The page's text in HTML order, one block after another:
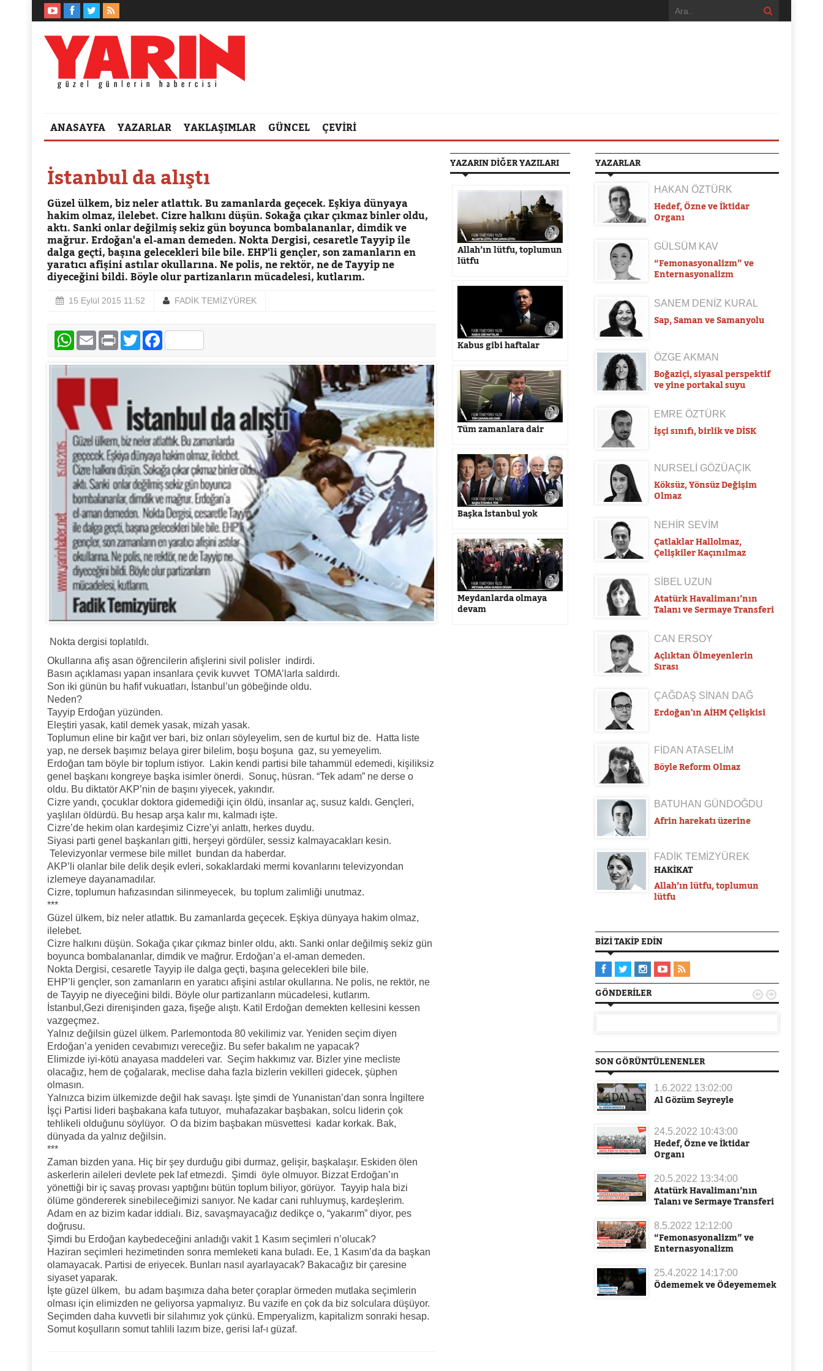
ANASAYFA YAZARLAR YAKLAŞIMLAR GÜNCEL ÇEVİRİ
İstanbul da alıştı
Güzel ülkem, biz neler atlattık. Bu zamanlarda geçecek. Eşkiya dünyaya
hakim olmaz, ilelebet. Cizre halkını düşün. Sokağa çıkar çıkmaz binler oldu,
aktı. Sanki onlar değilmiş sekiz gün boyunca bombalananlar, dimdik ve
mağrur. Erdoğan'a el-aman demeden. Nokta Dergisi, cesaretle Tayyip ile
dalga geçti, başına gelecekleri bile bile. EHP'li gençler, son zamanların en
yaratıcı afişini astılar okullarına. Ne polis, ne rektör, ne de Tayyip ne
diyeceğini bildi. Böyle olur partizanların mücadelesi, kutlarım.
15 Eylül 2015 11:52 FADİK TEMİZYÜREK
WhatsApp
EmailPrint TwitterFacebook
Nokta dergisi toplatıldı.
Okullarına afiş asan öğrencilerin afişlerini sivil polisler indirdi.
Basın açıklaması yapan insanlara çevik kuvvet TOMA’larla saldırdı.
Son iki günün bu hafif vukuatları, İstanbul’un göbeğinde oldu.
Neden?
Tayyip Erdoğan yüzünden.
Eleştiri yasak, katil demek yasak, mizah yasak.
Toplumun eline bir kağıt ver bari, biz onları söyleyelim, sen de kurtul biz de. Hatta liste
yap, ne dersek başımız belaya girer bilelim, boşu boşuna gaz, su yemeyelim.
Erdoğan tam böyle bir toplum istiyor. Lakin kendi partisi bile tahammül edemedi, kişiliksiz
genel başkanı kongreye başka isimler önerdi. Sonuç, hüsran. “Tek adam” ne derse o
oldu. Bu diktatör AKP’nin de başını yiyecek, yakındır.
Cizre yandı, çocuklar doktora gidemediği için öldü, insanlar aç, susuz kaldı. Gençleri,
yaşlıları öldürdü. Bu hesap arşa kalır mı, kalmadı işte.
Cizre’de hekim olan kardeşimiz Cizre’yi anlattı, herkes duydu.
Siyasi parti genel başkanları gitti, herşeyi gördüler, sessiz kalmayacakları kesin.
Televizyonlar vermese bile millet bundan da haberdar.
AKP’li olanlar bile delik deşik evleri, sokaklardaki mermi kovanlarını televizyondan
izlemeye dayanamadılar.
Cizre, toplumun hafızasından silinmeyecek, bu toplum zalimliği unutmaz.
***
Güzel ülkem, biz neler atlattık. Bu zamanlarda geçecek. Eşkiya dünyaya hakim olmaz,
ilelebet.
Cizre halkını düşün. Sokağa çıkar çıkmaz binler oldu, aktı. Sanki onlar değilmiş sekiz gün
boyunca bombalananlar, dimdik ve mağrur. Erdoğan’a el-aman demeden.
Nokta Dergisi, cesaretle Tayyip ile dalga geçti, başına gelecekleri bile bile.
EHP’li gençler, son zamanların en yaratıcı afişini astılar okullarına. Ne polis, ne rektör, ne
de Tayyip ne diyeceğini bildi. Böyle olur partizanların mücadelesi, kutlarım.
İstanbul,Gezi direnişinden gaza, fişeğe alıştı. Katil Erdoğan demekten kellesini kessen
vazgeçmez.
Yalnız değilsin güzel ülkem. Parlemontoda 80 vekilimiz var. Yeniden seçim diyen
Erdoğan’a yeniden cevabımızı vereceğiz. Bu sefer bakalım ne yapacak?
Elimizde iyi-kötü anayasa maddeleri var. Seçim hakkımız var. Bizler yine mecliste
olacağız, hem de çoğalarak, meclise daha fazla bizlerin vekilleri gidecek, şüphen
olmasın.
Yalnızca bizim ülkemizde değil hak savaşı. İşte şimdi de Yunanistan’dan sonra İngiltere
İşçi Partisi lideri başbakana kafa tutuyor, muhafazakar başbakan, solcu liderin çok
tehlikeli olduğunu söylüyor. O da bizim başbakan müsvettesi kadar korkak. Bak,
dünyada da yalnız değilsin.
***
Zaman bizden yana. Hiç bir şey durduğu gibi durmaz, gelişir, başkalaşır. Eskiden ölen
askerlerin aileleri devlete pek laf etmezdi. Şimdi öyle olmuyor. Bizzat Erdoğan’ın
yönettiği bir iç savaş provası yaptığını bütün toplum biliyor, görüyor. Tayyip hala bizi
ölüme göndererek sinebileceğimizi sanıyor. Ne kadar cani ruhluymuş, kardeşlerim.
Adam en az bizim kadar iddialı. Biz, savaşmayacağız dedikçe o, “yakarım” diyor, pes
doğrusu.
Şimdi bu Erdoğan kaybedeceğini anladığı vakit 1 Kasım seçimleri n’olucak?
Haziran seçimleri hezimetinden sonra memleketi kana buladı. Ee, 1 Kasım’da da başkan
olamayacak. Partisi de eriyecek. Bunları nasıl ayarlayacak? Bakacağız bir çaresine
siyaset yaparak.
İşte güzel ülkem, bu adam başımıza daha beter çoraplar örmeden mutlaka seçimlerin
olması için elimizden ne geliyorsa yapmalıyız. Bu vazife en çok da biz solculara düşüyor.
Seçimden daha kuvvetli bir silahımız yok çünkü. Emperyalizm, kapitalizm sonraki hesap.
Somut koşulların somut tahlili lazım bize, gerisi laf-ı güzaf.
YAZARIN DİĞER YAZILARI
Allah’ın lütfu, toplumun
lütfu
Kabus gibi haftalar
Tüm zamanlara dair
Başka İstanbul yok
Meydanlarda olmaya
devam
YAZARLAR
HAKAN ÖZTÜRK
Hedef, Özne ve İktidar
Organı
GÜLSÜM KAV
“Femonasyonalizm” ve
Enternasyonalizm
SANEM DENİZ KURAL
Sap, Saman ve Samanyolu
ÖZGE AKMAN
Boğaziçi, siyasal perspektif
ve yine portakal suyu
EMRE ÖZTÜRK
İşçi sınıfı, birlik ve DİSK
NURSELİ GÖZÜAÇIK
Köksüz, Yönsüz Değişim
Olmaz
NEHİR SEVİM
Çatlaklar Hallolmaz,
Çelişkiler Kaçınılmaz
SİBEL UZUN
Atatürk Havalimanı’nın
Talanı ve Sermaye Transferi
CAN ERSOY
Açlıktan Ölmeyenlerin
Sırası
ÇAĞDAŞ SİNAN DAĞ
Erdoğan'ın AİHM Çelişkisi
FİDAN ATASELİM
Böyle Reform Olmaz
BATUHAN GÜNDOĞDU
Afrin harekatı üzerine
FADİK TEMİZYÜREK
HAKİKAT
Allah’ın lütfu, toplumun
lütfu
BIZI TAKIP EDIN
GÖNDERILER  
SON GÖRÜNTÜLENENLER
1.6.2022 13:02:00
Al Gözüm Seyreyle
24.5.2022 10:43:00
Hedef, Özne ve İktidar
Organı
20.5.2022 13:34:00
Atatürk Havalimanı’nın
Talanı ve Sermaye Transferi
8.5.2022 12:12:00
“Femonasyonalizm” ve
Enternasyonalizm
25.4.2022 14:17:00
Ödememek ve Ödeyememek